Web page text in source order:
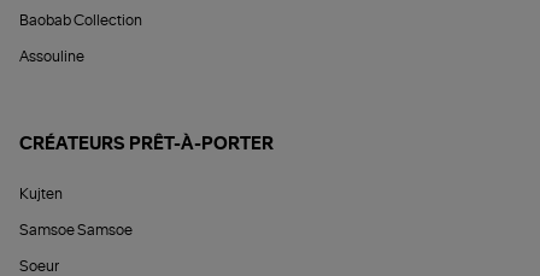
Baobab Collection
Assouline
CRÉATEURS PRÊT-À-PORTER
Kujten
Samsoe Samsoe
Soeur